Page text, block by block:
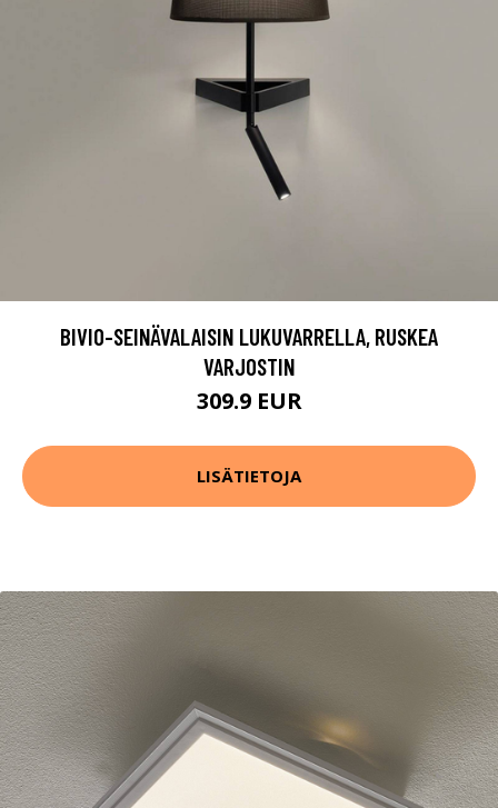
BIVIO-SEINÄVALAISIN LUKUVARRELLA, RUSKEA
VARJOSTIN
309.9 EUR
LISÄTIETOJA